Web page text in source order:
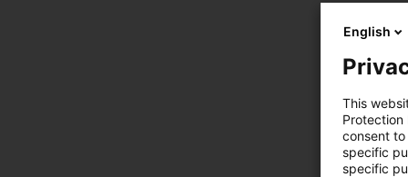
English
This
Protection
consent
specific
specific